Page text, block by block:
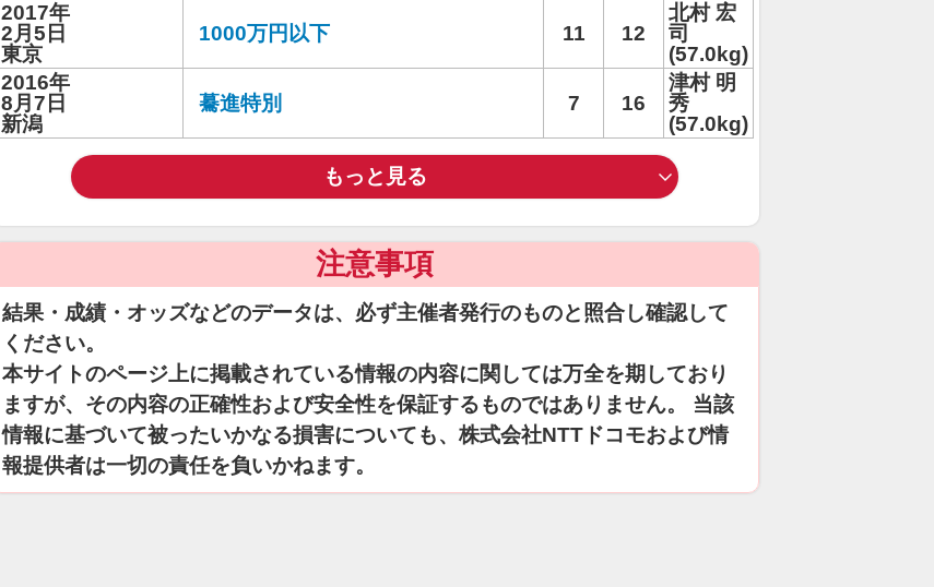
2017年
2月5日
東京
1000万円以下 11 12
北村 宏
司
(57.0kg)
2016年
8月7日
新潟
驀進特別 7 16
津村 明
秀
(57.0kg)
もっと見る
注意事項
結果・成績・オッズなどのデータは、必ず主催者発行のものと照合し確認して
ください。
本サイトのページ上に掲載されている情報の内容に関しては万全を期しており
ますが、その内容の正確性および安全性を保証するものではありません。 当該
情報に基づいて被ったいかなる損害についても、株式会社NTTドコモおよび情
報提供者は一切の責任を負いかねます。